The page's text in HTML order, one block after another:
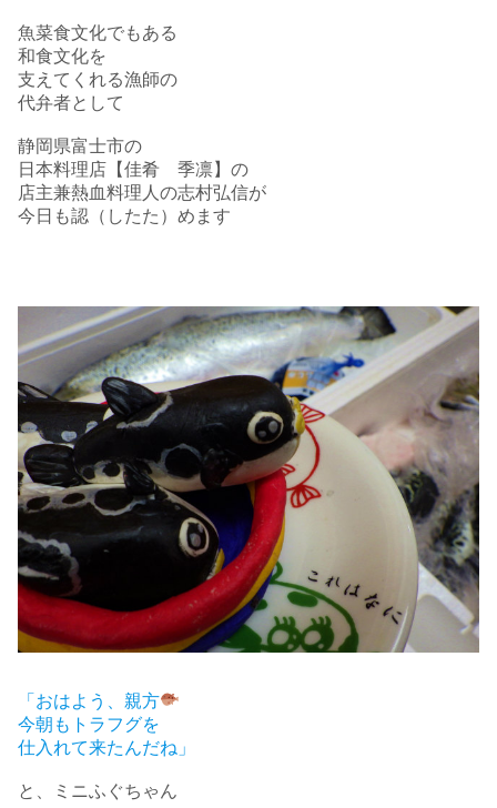
魚菜食文化でもある
和食文化を
支えてくれる漁師の
代弁者として
静岡県富士市の
日本料理店【佳肴 季凛】の
店主兼熱血料理人の志村弘信が
今日も認（したた）めます
「おはよう、親方
今朝もトラフグを
仕入れて来たんだね」
と、ミニふぐちゃん